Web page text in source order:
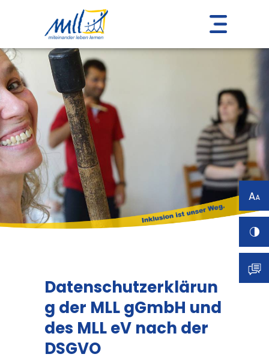
Einstellungen
Sprache:
Deutsch
Deutsch (einfache
Sprache)
Standard -
+
Datenschutzerklärun
g der MLL gGmbH und
des MLL eV nach der
DSGVO